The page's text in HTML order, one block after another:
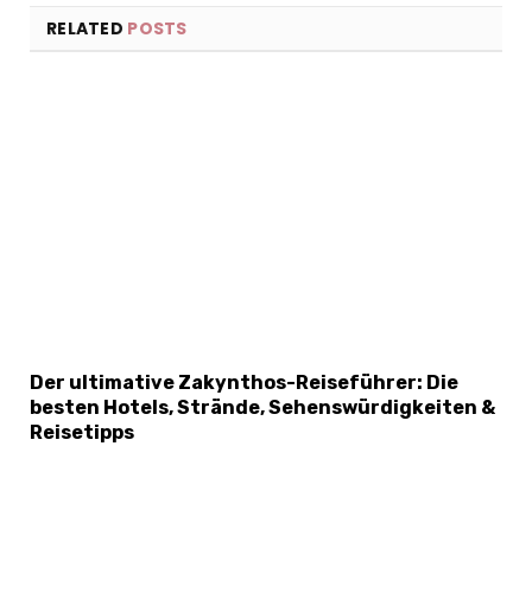
RELATED POSTS
Der ultimative Zakynthos-Reiseführer: Die
besten Hotels, Strände, Sehenswürdigkeiten &
Reisetipps